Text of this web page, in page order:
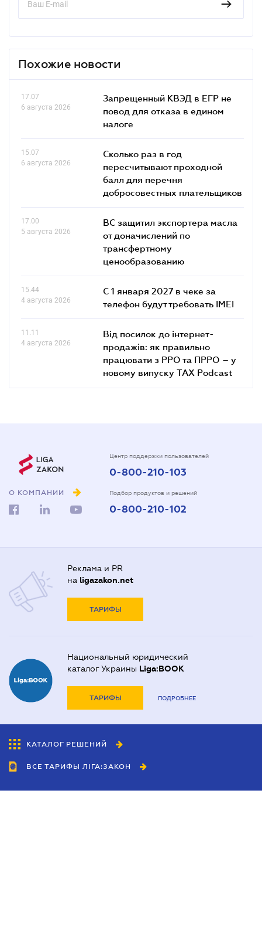
Похожие новости
17.07
6 августа 2026
Запрещенный КВЭД в ЕГР не
повод для отказа в едином
налоге
15.07
6 августа 2026
Сколько раз в год
пересчитывают проходной
балл для перечня
добросовестных плательщиков
17.00
5 августа 2026
ВС защитил экспортера масла
от доначислений по
трансфертному
ценообразованию
15.44
4 августа 2026
С 1 января 2027 в чеке за
телефон будут требовать IMEI
11.11
4 августа 2026
Від посилок до інтернет-
продажів: як правильно
працювати з РРО та ПРРО – у
новому випуску TAX Podcast
О КОМПАНИИ
Центр поддержки пользователей
0-800-210-103
Подбор продуктов и решений
0-800-210-102
Реклама и PR
на ligazakon.net
ТАРИФЫ
Национальный юридический
каталог Украины Liga:BOOK
ТАРИФЫ ПОДРОБНЕЕ
КАТАЛОГ РЕШЕНИЙ
ВСЕ ТАРИФЫ ЛІГА:ЗАКОН